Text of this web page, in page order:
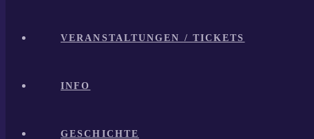
VERANSTALTUNGEN / TICKETS
INFO
GESCHICHTE